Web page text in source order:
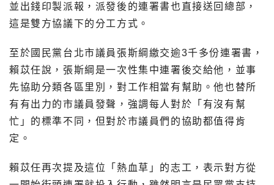
並出錢印製派報，派發後的連署書也直接送回總部，
這是雙方協議下的分工方式。
至於國民黨台北市議員張斯綱繳交逾3千多份連署書，
賴苡任說，張斯綱是一次性集中連署後交給他，並事
先協助分類各區里別，對工作相當有幫助。他也替所
有有出力的市議員發聲，強調每人對於「有沒有幫
忙」的標準不同，但對於市議員們的協助都值得肯
定。
賴苡任再次提及這位「熱血草」的志工，表示對方從